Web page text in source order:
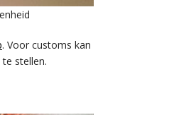
. Voor customs kan
stellen.